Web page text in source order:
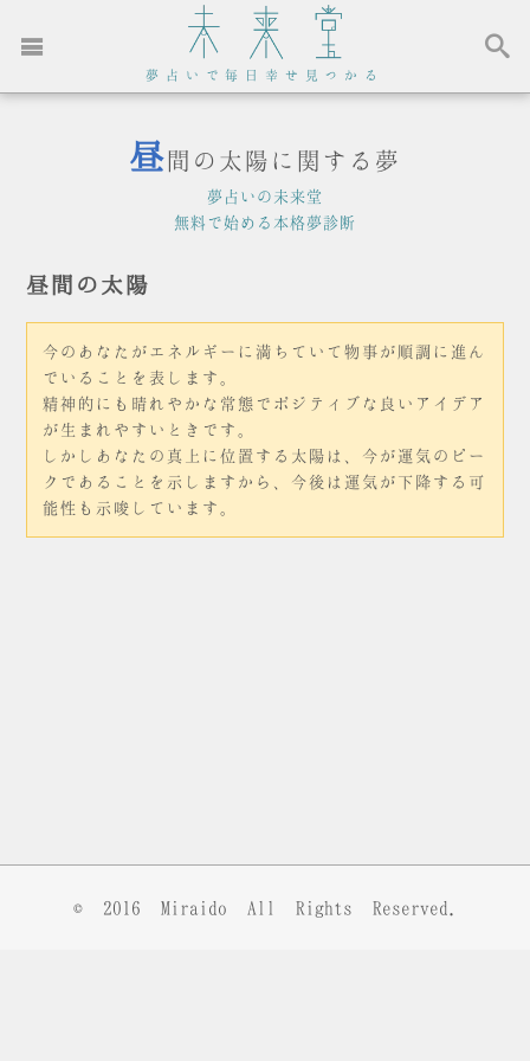
夢占いで毎日幸せ見つかる
昼間の太陽に関する夢
夢占いの未来堂
無料で始める本格夢診断
昼間の太陽
今のあなたがエネルギーに満ちていて物事が順調に進ん
でいることを表します。
精神的にも晴れやかな常態でポジティブな良いアイデア
が生まれやすいときです。
しかしあなたの真上に位置する太陽は、今が運気のピー
クであることを示しますから、今後は運気が下降する可
能性も示唆しています。
© 2016 Miraido All Rights Reserved.